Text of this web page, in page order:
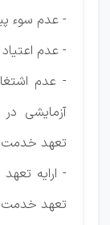
- عدم سوء
- عدم
- عدم
آزمایشی
تعهد خدمت
- ارایه
تعهد خدمت